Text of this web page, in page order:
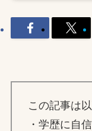
この記事は
・学歴に自